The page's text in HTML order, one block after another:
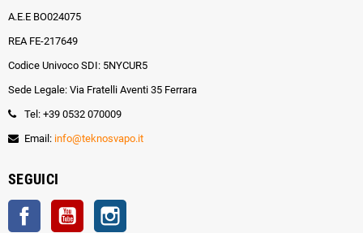
A.E.E BO024075
REA FE-217649
Codice Univoco SDI: 5NYCUR5
Sede Legale: Via Fratelli Aventi 35 Ferrara
Tel: +39 0532 070009
Email: info@teknosvapo.it
SEGUICI
Facebook YouTube